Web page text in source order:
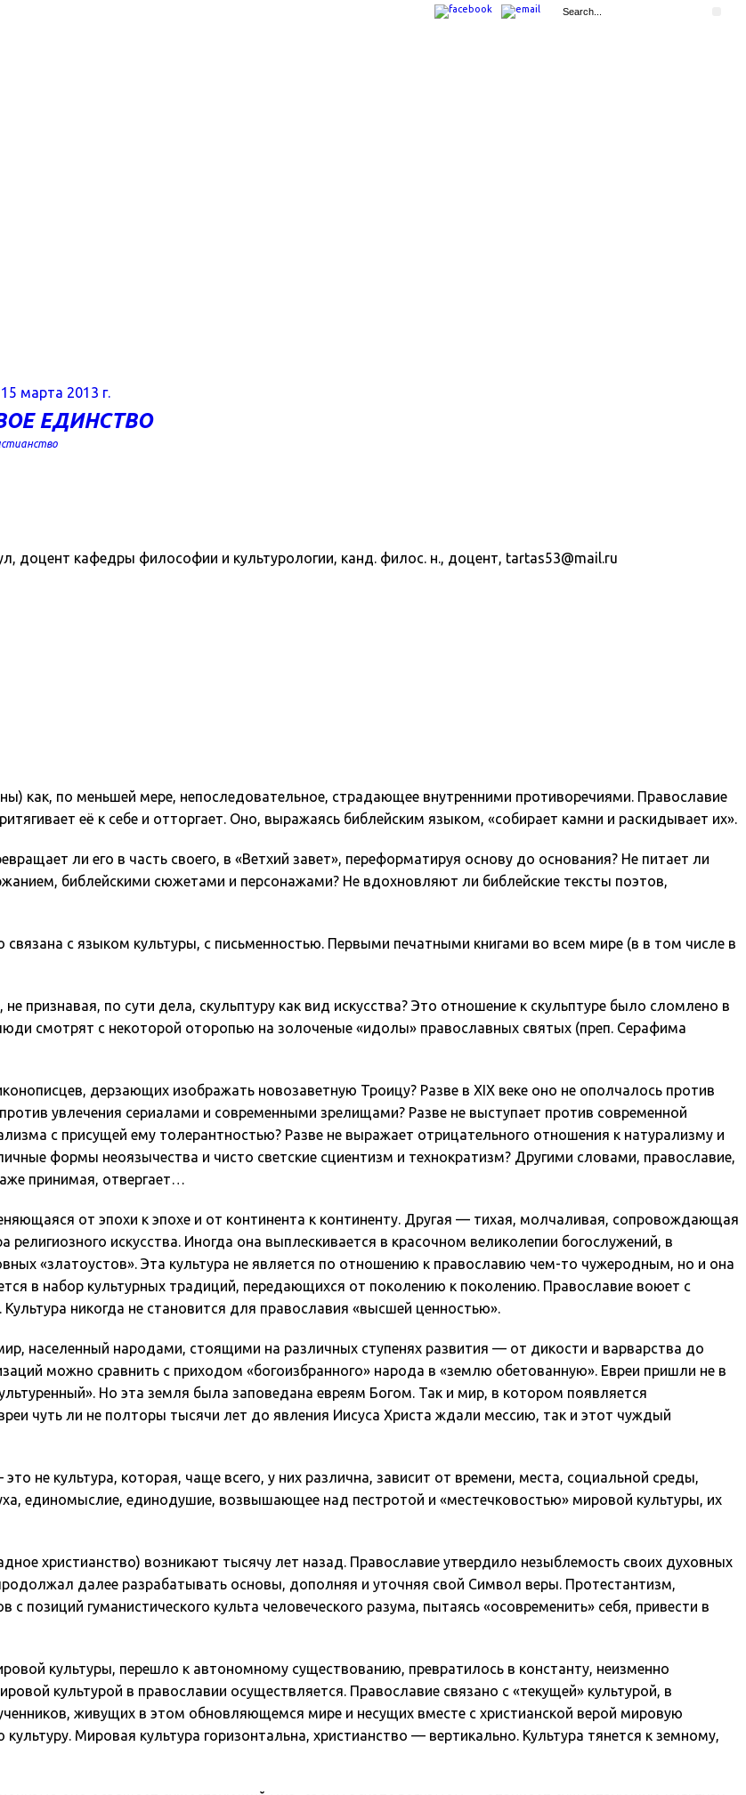
марта 2013 г.
ЕДИНСТВО
доцент кафедры философии и культурологии, канд. филос. н., доцент, tartas53@mail.ru
как, по меньшей мере, непоследовательное, страдающее внутренними противоречиями. Православие
её к себе и отторгает. Оно, выражаясь библейским языком, «собирает камни и раскидывает их».
ли его в часть своего, в «Ветхий завет», переформатируя основу до основания? Не питает ли
библейскими сюжетами и персонажами? Не вдохновляют ли библейские тексты поэтов,
с языком культуры, с письменностью. Первыми печатными книгами во всем мире (в в том числе в
признавая, по сути дела, скульптуру как вид искусства? Это отношение к скульптуре было сломлено в
смотрят с некоторой оторопью на золоченые «идолы» православных святых (преп. Серафима
дерзающих изображать новозаветную Троицу? Разве в XIX веке оно не ополчалось против
увлечения сериалами и современными зрелищами? Разве не выступает против современной
с присущей ему толерантностью? Разве не выражает отрицательного отношения к натурализму и
формы неоязычества и чисто светские сциентизм и технократизм? Другими словами, православие,
принимая, отвергает…
от эпохи к эпохе и от континента к континенту. Другая — тихая, молчаливая, сопровождающая
искусства. Иногда она выплескивается в красочном великолепии богослужений, в
«златоустов». Эта культура не является по отношению к православию чем-то чужеродным, но и она
в набор культурных традиций, передающихся от поколению к поколению. Православие воюет с
никогда не становится для православия «высшей ценностью».
населенный народами, стоящими на различных ступенях развития — от дикости и варварства до
можно сравнить с приходом «богоизбранного» народа в «землю обетованную». Евреи пришли не в
Но эта земля была заповедана евреям Богом. Так и мир, в котором появляется
чуть ли не полторы тысячи лет до явления Иисуса Христа ждали мессию, так и этот чуждый
не культура, которая, чаще всего, у них различна, зависит от времени, места, социальной среды,
единомыслие, единодушие, возвышающее над пестротой и «местечковостью» мировой культуры, их
христианство) возникают тысячу лет назад. Православие утвердило незыблемость своих духовных
далее разрабатывать основы, дополняя и уточняя свой Символ веры. Протестантизм,
позиций гуманистического культа человеческого разума, пытаясь «осовременить» себя, привести в
культуры, перешло к автономному существованию, превратилось в константу, неизменно
культурой в православии осуществляется. Православие связано с «текущей» культурой, в
живущих в этом обновляющемся мире и несущих вместе с христианской верой мировую
Мировая культура горизонтальна, христианство — вертикально. Культура тянется к земному,